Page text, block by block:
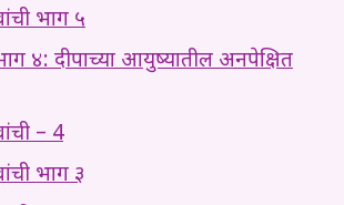
भाग ५
४: दीपाच्या आयुष्यातील अनपेक्षित
– 4
भाग ३